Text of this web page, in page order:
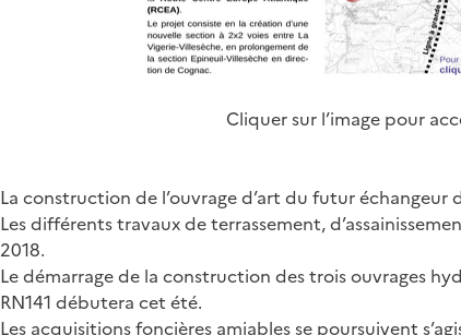
Cliquer sur l’image pour
La construction de l’ouvrage d’art du futur échangeur
Les différents travaux de terrassement,
2018.
Le démarrage de la construction des trois ouvrages
RN141 débutera cet été.
Les acquisitions foncières amiables se poursuivent